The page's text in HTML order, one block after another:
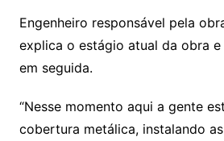
Engenheiro responsável pela
explica o estágio atual da obra
em seguida.
“Nesse momento aqui a gente
cobertura metálica, instalando